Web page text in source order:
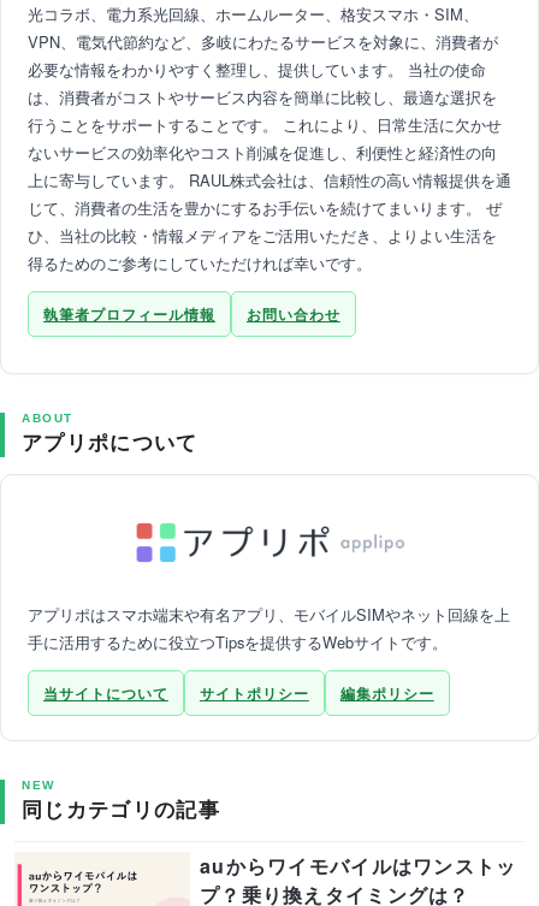
光コラボ、電力系光回線、ホームルーター、格安スマホ・SIM、
VPN、電気代節約など、多岐にわたるサービスを対象に、消費者が
必要な情報をわかりやすく整理し、提供しています。 当社の使命
は、消費者がコストやサービス内容を簡単に比較し、最適な選択を
行うことをサポートすることです。 これにより、日常生活に欠かせ
ないサービスの効率化やコスト削減を促進し、利便性と経済性の向
上に寄与しています。 RAUL株式会社は、信頼性の高い情報提供を通
じて、消費者の生活を豊かにするお手伝いを続けてまいります。 ぜ
ひ、当社の比較・情報メディアをご活用いただき、よりよい生活を
得るためのご参考にしていただければ幸いです。
執筆者プロフィール情報 お問い合わせ
ABOUT
アプリポについて
アプリポはスマホ端末や有名アプリ、モバイルSIMやネット回線を上
手に活用するために役立つTipsを提供するWebサイトです。
当サイトについて サイトポリシー 編集ポリシー
NEW
同じカテゴリの記事
auからワイモバイルはワンストッ
プ？乗り換えタイミングは？